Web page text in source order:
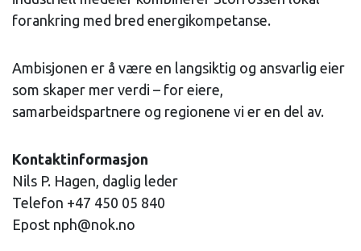
forankring med bred energikompetanse.
Ambisjonen er å være en langsiktig og ansvarlig eier
som skaper mer verdi – for eiere,
samarbeidspartnere og regionene vi er en del av.
Kontaktinformasjon
Nils P. Hagen, daglig leder
Telefon +47 450 05 840
Epost nph@nok.no